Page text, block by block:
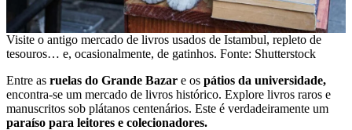
Visite o antigo mercado de livros usados ​​de Istambul, repleto de
tesouros… e, ocasionalmente, de gatinhos. Fonte: Shutterstock
Entre as ruelas do Grande Bazar e os pátios da universidade,
encontra-se um mercado de livros histórico. Explore livros raros e
manuscritos sob plátanos centenários. Este é verdadeiramente um
paraíso para leitores e colecionadores.